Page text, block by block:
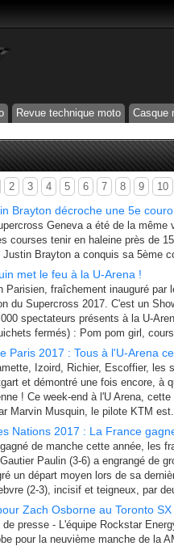
Revue technique moto Casque
2 3 4 5 6 7 8 9 10
Brayton décroche une 5e
Geneva a été de la même
courses tenir en haleine près de
Brayton a conquis sa 5ème
met le feu à la U-Arena !
Parisien, fraîchement inauguré
du Supercross 2017. C'est un
spectateurs présents à la U-
fermés) : Pom pom girl,
Paris 2017 : Tous à l'U-Arena
Izoird, Richier, Escoffier, les
et démontré une fois encore, à
! Ce week-end à l'U Arena,
Marvin Musquin, le pilote KTM
Nations 2017 : La France
de manche cette année, les
Paulin (3-6) a engrangé de
un départ moyen lors de sa
(2-3), incisif et teigneux, par
Zach Osborne au Toronto SX
de presse - L'équipe Rockstar
pour la neuvième manche de la